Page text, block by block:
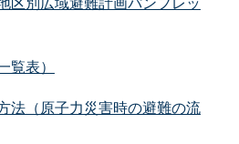
表）
法（原子力災害時の避難の流